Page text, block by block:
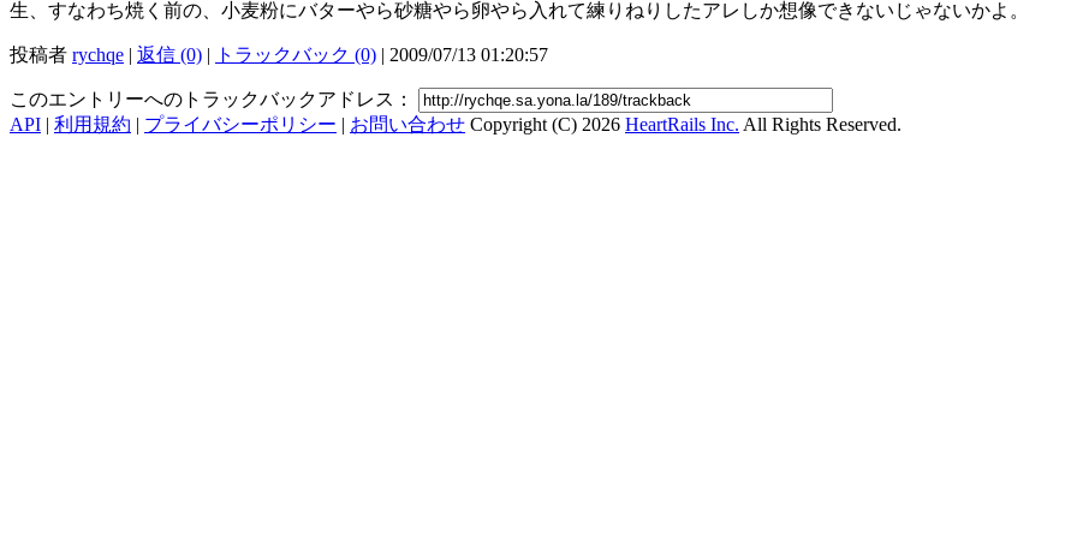
生、すなわち焼く前の、小麦粉にバターやら砂糖やら卵やら入れて練りねりしたアレしか想像できないじゃないかよ。
投稿者 rychqe | 返信 (0) | トラックバック (0) | 2009/07/13 01:20:57
このエントリーへのトラックバックアドレス：
API | 利用規約 | プライバシーポリシー | お問い合わせ Copyright (C) 2026 HeartRails Inc. All Rights Reserved.